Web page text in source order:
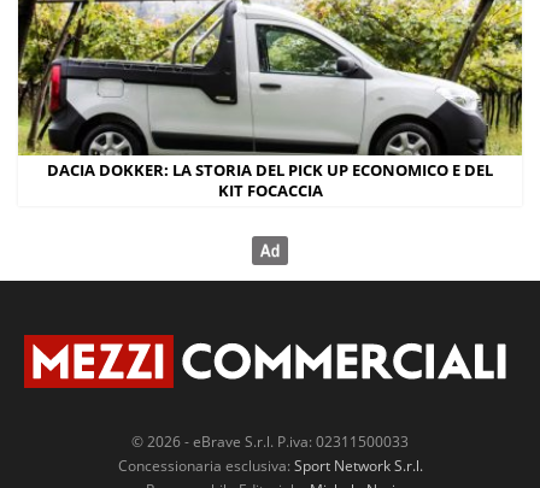
DACIA DOKKER: LA STORIA DEL PICK UP ECONOMICO E DEL
KIT FOCACCIA
© 2026 - eBrave S.r.l. P.iva: 02311500033
Concessionaria esclusiva: Sport Network S.r.l.